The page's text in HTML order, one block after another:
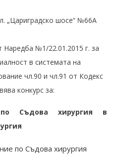
„Цариградско шосе“ №66А
Наредба №1/22.01.2015 г. за
в системата на
чл.90 и чл.91 от Кодекс
конкурс за:
по Съдова хирургия в
по Съдова хирургия